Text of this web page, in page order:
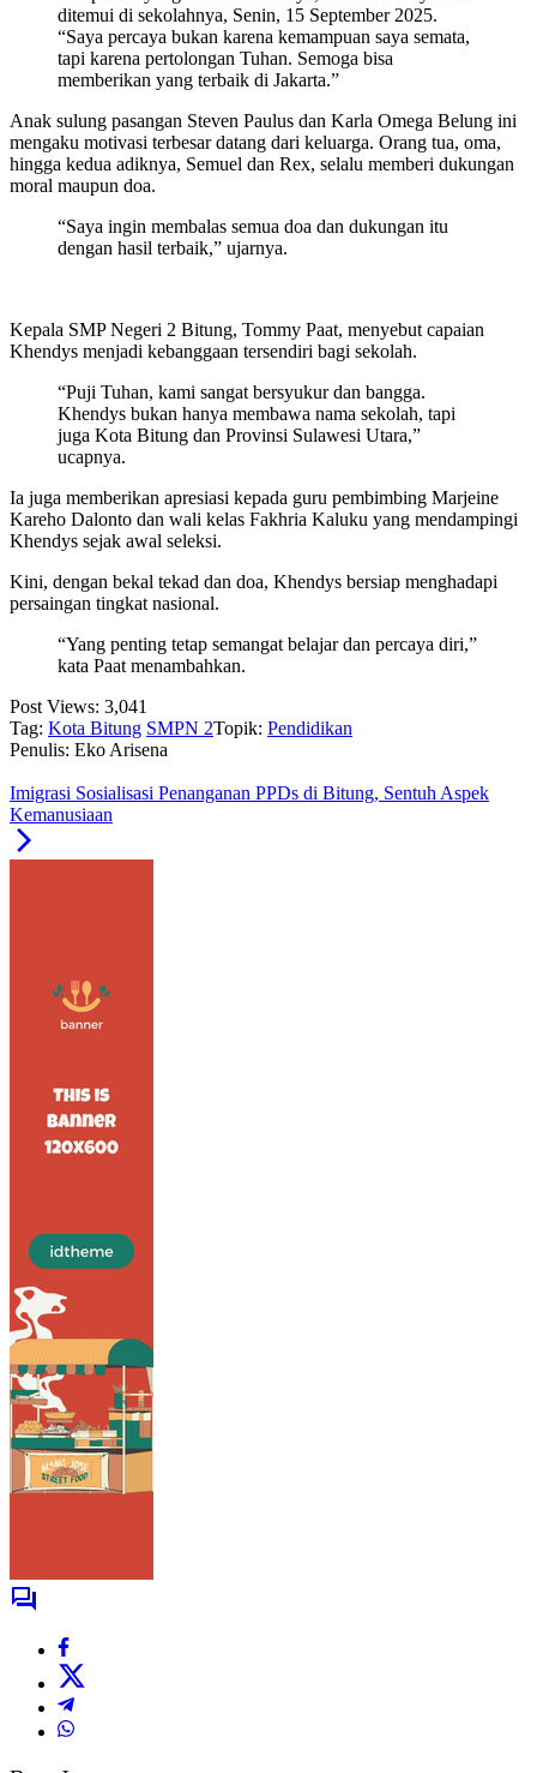
ditemui di sekolahnya, Senin, 15 September 2025.
“Saya percaya bukan karena kemampuan saya semata,
tapi karena pertolongan Tuhan. Semoga bisa
memberikan yang terbaik di Jakarta.”
Anak sulung pasangan Steven Paulus dan Karla Omega Belung ini
mengaku motivasi terbesar datang dari keluarga. Orang tua, oma,
hingga kedua adiknya, Semuel dan Rex, selalu memberi dukungan
moral maupun doa.
“Saya ingin membalas semua doa dan dukungan itu
dengan hasil terbaik,” ujarnya.
Kepala SMP Negeri 2 Bitung, Tommy Paat, menyebut capaian
Khendys menjadi kebanggaan tersendiri bagi sekolah.
“Puji Tuhan, kami sangat bersyukur dan bangga.
Khendys bukan hanya membawa nama sekolah, tapi
juga Kota Bitung dan Provinsi Sulawesi Utara,”
ucapnya.
Ia juga memberikan apresiasi kepada guru pembimbing Marjeine
Kareho Dalonto dan wali kelas Fakhria Kaluku yang mendampingi
Khendys sejak awal seleksi.
Kini, dengan bekal tekad dan doa, Khendys bersiap menghadapi
persaingan tingkat nasional.
“Yang penting tetap semangat belajar dan percaya diri,”
kata Paat menambahkan.
Post Views: 3,041
Tag: Kota Bitung SMPN 2Topik: Pendidikan
Penulis: Eko Arisena
Imigrasi Sosialisasi Penanganan PPDs di Bitung, Sentuh Aspek
Kemanusiaan